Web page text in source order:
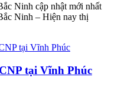
Ninh cập nhật mới nhất
Ninh – Hiện nay thị
tại Vĩnh Phúc